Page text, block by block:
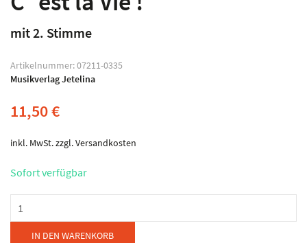
mit 2. Stimme
Artikelnummer:07211-0335
Musikverlag Jetelina
11,50€
inkl. MwSt.zzgl.Versandkosten
Sofort verfügbar
Jetelina
IN DEN WARENKORB